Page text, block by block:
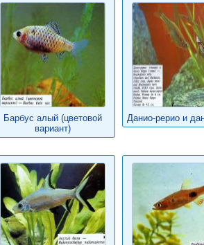
Барбус алый (цветовой
вариант)
Данио-рерио и